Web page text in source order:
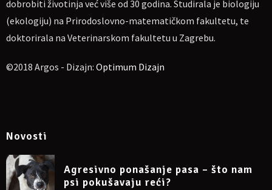
dobrobiti životinja već više od 30 godina. Studirala je biologiju
(ekologiju) na Prirodoslovno-matematičkom fakultetu, te
doktorirala na Veterinarskom fakultetu u Zagrebu.
©2018 Argos - Dizajn: Optimum Dizajn
Novosti
Agresivno ponašanje pasa – što nam
psi pokušavaju reći?